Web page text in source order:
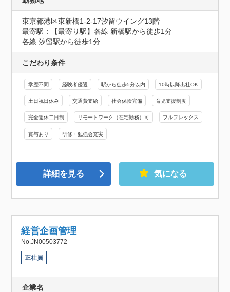
東京都港区東新橋1-2-17汐留ウイング13階
最寄駅：【最寄り駅】各線 新橋駅から徒歩1分
各線 汐留駅から徒歩1分
こだわり条件
学歴不問 経験者優遇 駅から徒歩5分以内 10時以降出社OK
土日祝日休み 交通費支給 社会保険完備 育児支援制度
完全週休二日制 リモートワーク（在宅勤務）可 フルフレックス
賞与あり 研修・勉強会充実
詳細を見る 気になる
経営企画管理
No.JN00503772
正社員
企業名